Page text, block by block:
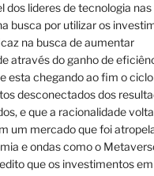
dos lideres de tecnologia nas
busca por utilizar os
na busca de aumentar
através do ganho de
esta chegando ao fim o
desconectados dos
e que a racionalidade
um mercado que foi
e ondas como o
que os investimentos em